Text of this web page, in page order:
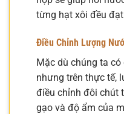
từng hạt xôi đều
Điều Chỉnh Lượng
Mặc dù chúng ta
nhưng trên thực tế,
điều chỉnh đôi chút
gạo và độ ẩm của